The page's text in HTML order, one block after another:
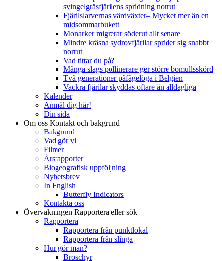
svingelgräsfjärilens spridning norrut
Fjärilslarvernas värdväxter– Mycket mer än en
midsommarbukett
Monarker migrerar söderut allt senare
Mindre kräsna sydrovfjärilar sprider sig snabbt
norrut
Vad tittar du på?
Många slags pollinerare ger större bomullsskörd
Två generationer påfågelöga i Belgien
Vackra fjärilar skyddas oftare än alldagliga
Kalender
Anmäl dig här!
Din sida
Om oss Kontakt och bakgrund
Bakgrund
Vad gör vi
Filmer
Årsrapporter
Biogeografisk uppföljning
Nyhetsbrev
In English
Butterfly Indicators
Kontakta oss
Övervakningen Rapportera eller sök
Rapportera
Rapportera från punktlokal
Rapportera från slinga
Hur gör man?
Broschyr